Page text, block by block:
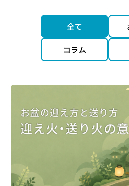
全て
コラム